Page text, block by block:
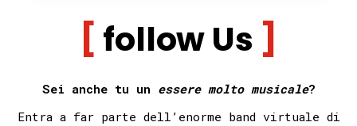
follow Us
Sei anche tu un essere molto musicale?
Entra a far parte dell’enorme band virtuale di